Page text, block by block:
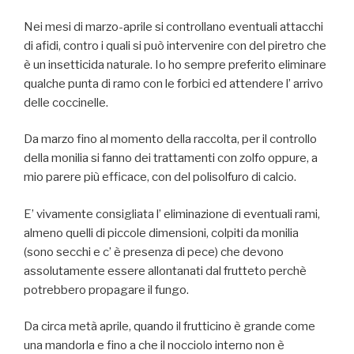
Nei mesi di marzo-aprile si controllano eventuali attacchi
di afidi, contro i quali si può intervenire con del piretro che
è un insetticida naturale. Io ho sempre preferito eliminare
qualche punta di ramo con le forbici ed attendere l’ arrivo
delle coccinelle.
Da marzo fino al momento della raccolta, per il controllo
della monilia si fanno dei trattamenti con zolfo oppure, a
mio parere più efficace, con del polisolfuro di calcio.
E’ vivamente consigliata l’ eliminazione di eventuali rami,
almeno quelli di piccole dimensioni, colpiti da monilia
(sono secchi e c’ è presenza di pece) che devono
assolutamente essere allontanati dal frutteto perchè
potrebbero propagare il fungo.
Da circa metà aprile, quando il frutticino è grande come
una mandorla e fino a che il nocciolo interno non è